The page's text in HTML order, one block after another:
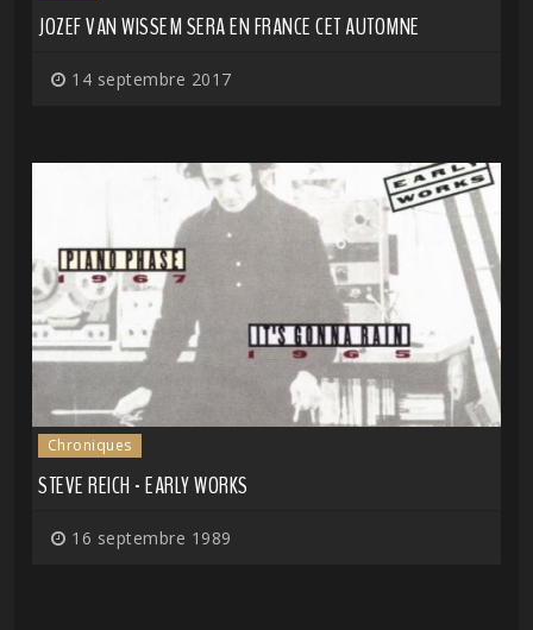
JOZEF VAN WISSEM SERA EN FRANCE CET AUTOMNE
14 septembre 2017
Chroniques
STEVE REICH - EARLY WORKS
16 septembre 1989